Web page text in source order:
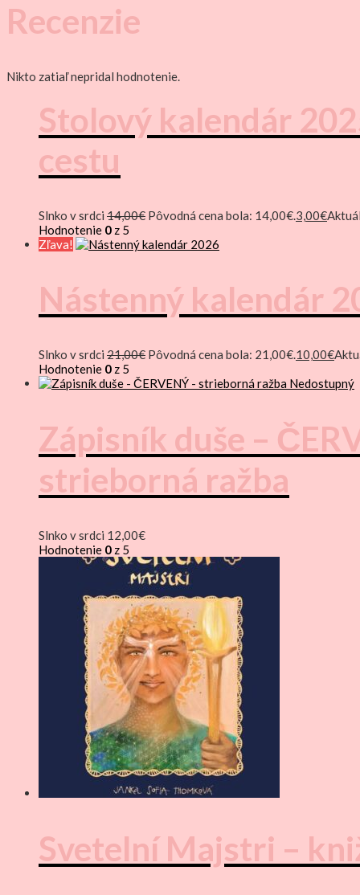
Recenzie
Nikto zatiaľ nepridal hodnotenie.
Stolový kalendár
cestu
Slnko v srdci 14,00€ Pôvodná cena bola: 14,00€.3,00€
Hodnotenie 0 z 5
Zľava!
Nástenný kalendár
Slnko v srdci 21,00€ Pôvodná cena bola: 21,00€.10,00€
Hodnotenie 0 z 5
Nedostupný
Zápisník duše –
strieborná ražba
Slnko v srdci 12,00€
Hodnotenie 0 z 5
Svetelní Majstri –